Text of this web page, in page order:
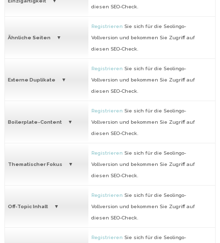
diesen SEO-Check.
Ähnliche Seiten
Registrieren Sie sich für die Seolingo-
Vollversion und bekommen Sie Zugriff auf
diesen SEO-Check.
Externe Duplikate
Registrieren Sie sich für die Seolingo-
Vollversion und bekommen Sie Zugriff auf
diesen SEO-Check.
Boilerplate-Content
Registrieren Sie sich für die Seolingo-
Vollversion und bekommen Sie Zugriff auf
diesen SEO-Check.
Thematischer Fokus
Registrieren Sie sich für die Seolingo-
Vollversion und bekommen Sie Zugriff auf
diesen SEO-Check.
Off-Topic Inhalt
Registrieren Sie sich für die Seolingo-
Vollversion und bekommen Sie Zugriff auf
diesen SEO-Check.
Registrieren Sie sich für die Seolingo-